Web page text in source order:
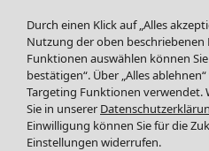
Hosen
Röcke
Jacken & Mäntel
Leggings /Strumpfhosen
Accessoires
Schuhe
Durch einen Klick auf „Alles
Nutzung der oben beschriebenen
Funktionen auswählen können
bestätigen“. Über „Alles
Targeting Funktionen
Sie in unserer
Einwilligung können Sie für die
Einstellungen widerrufen.